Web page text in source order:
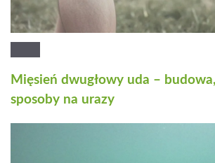
Mięsień dwugłowy uda –
sposoby na urazy